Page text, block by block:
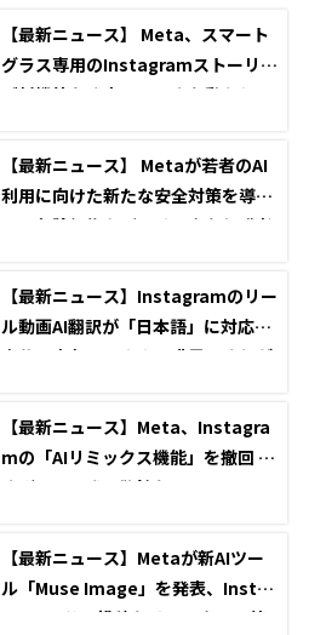
【最新ニュース】 Meta、スマート
グラス専用のInstagramストーリー
ズ新機能を発表！スマホを動かして
が登場
【最新ニュース】 Metaが若者のAI
利用に向けた新たな安全対策を導
入、危険行為などのリスクを保護者
【最新ニュース】Instagramのリー
ル動画AI翻訳が「日本語」に対応！
自分の声色そのままに世界へ発信が
【最新ニュース】Meta、Instagra
mの「AIリミックス機能」を撤回 急
すぎるAI開発に警鐘も
【最新ニュース】Metaが新AIツー
ル「Muse Image」を発表、Insta
gramの公開投稿もリミックス可能